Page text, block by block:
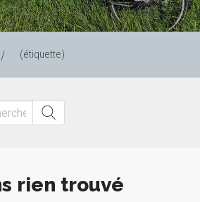
/ (étiquette)
rien trouvé